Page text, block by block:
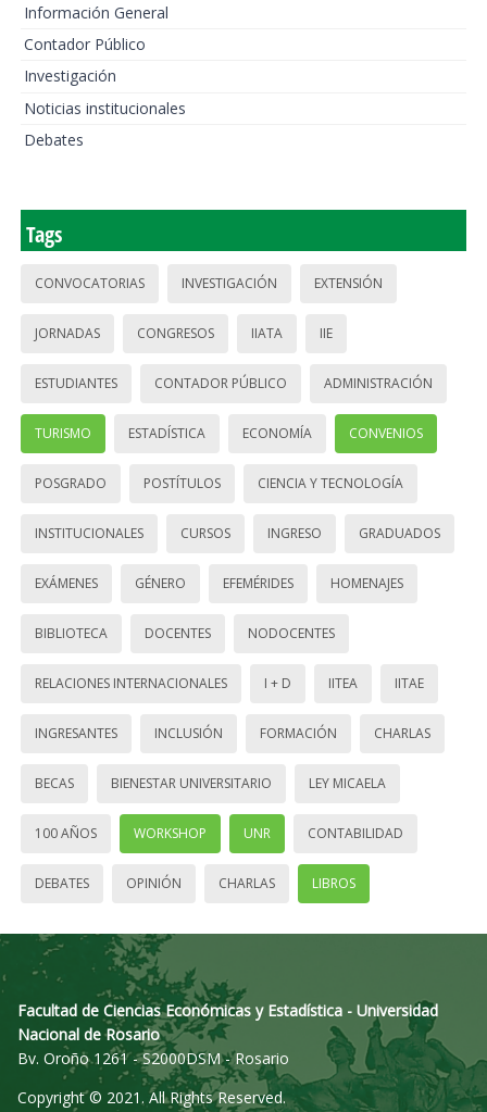
Información General
Contador Público
Investigación
Noticias institucionales
Debates
Tags
CONVOCATORIAS INVESTIGACIÓN EXTENSIÓN
JORNADAS CONGRESOS IIATA IIE
ESTUDIANTES CONTADOR PÚBLICO ADMINISTRACIÓN
TURISMO ESTADÍSTICA ECONOMÍA CONVENIOS
POSGRADO POSTÍTULOS CIENCIA Y TECNOLOGÍA
INSTITUCIONALES CURSOS INGRESO GRADUADOS
EXÁMENES GÉNERO EFEMÉRIDES HOMENAJES
BIBLIOTECA DOCENTES NODOCENTES
RELACIONES INTERNACIONALES I + D IITEA IITAE
INGRESANTES INCLUSIÓN FORMACIÓN CHARLAS
BECAS BIENESTAR UNIVERSITARIO LEY MICAELA
100 AÑOS WORKSHOP UNR CONTABILIDAD
DEBATES OPINIÓN CHARLAS LIBROS
Facultad de Ciencias Económicas y Estadística - Universidad
Nacional de Rosario
Bv. Oroño 1261 - S2000DSM - Rosario
Copyright © 2021. All Rights Reserved.